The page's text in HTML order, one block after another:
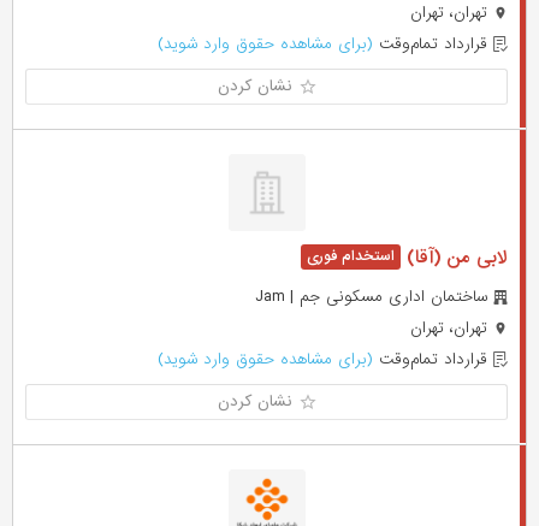
تهران، تهران
قرارداد تمام‌وقت (برای مشاهده حقوق وارد شوید)
نشان کردن
لابی من (آقا)
ساختمان اداری مسکونی جم | Jam
تهران، تهران
قرارداد تمام‌وقت (برای مشاهده حقوق وارد شوید)
نشان کردن